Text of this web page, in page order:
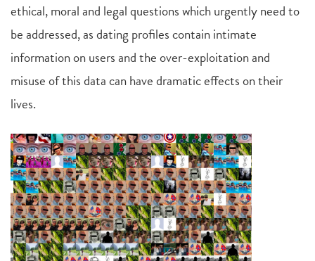
ethical, moral and legal questions which urgently need to
be addressed, as dating profiles contain intimate
information on users and the over-exploitation and
misuse of this data can have dramatic effects on their
lives.